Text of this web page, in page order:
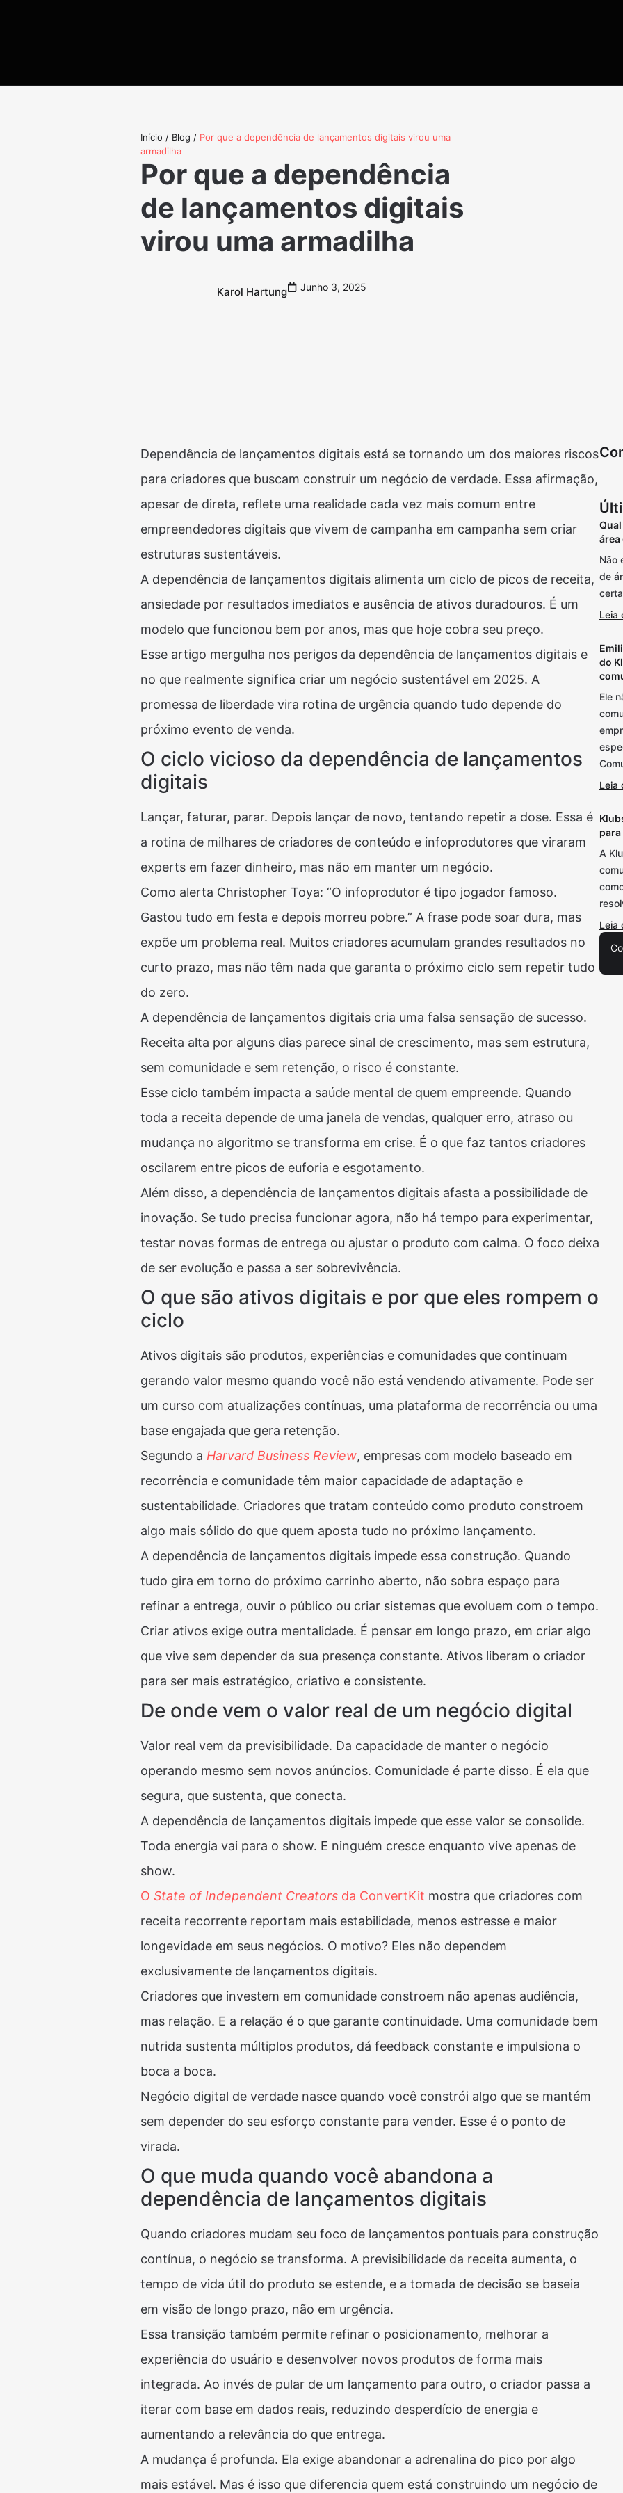
Início / Blog / Por que a dependência de lançamentos digitais virou uma
armadilha
Por que a dependência
de lançamentos digitais
virou uma armadilha
Karol Hartung Junho 3, 2025
Dependência de lançamentos digitais está se tornando um dos maiores riscos
para criadores que buscam construir um negócio de verdade. Essa afirmação,
apesar de direta, reflete uma realidade cada vez mais comum entre
empreendedores digitais que vivem de campanha em campanha sem criar
estruturas sustentáveis.
A dependência de lançamentos digitais alimenta um ciclo de picos de receita,
ansiedade por resultados imediatos e ausência de ativos duradouros. É um
modelo que funcionou bem por anos, mas que hoje cobra seu preço.
Esse artigo mergulha nos perigos da dependência de lançamentos digitais e
no que realmente significa criar um negócio sustentável em 2025. A
promessa de liberdade vira rotina de urgência quando tudo depende do
próximo evento de venda.
O ciclo vicioso da dependência de lançamentos
digitais
Lançar, faturar, parar. Depois lançar de novo, tentando repetir a dose. Essa é
a rotina de milhares de criadores de conteúdo e infoprodutores que viraram
experts em fazer dinheiro, mas não em manter um negócio.
Como alerta Christopher Toya: “O infoprodutor é tipo jogador famoso.
Gastou tudo em festa e depois morreu pobre.” A frase pode soar dura, mas
expõe um problema real. Muitos criadores acumulam grandes resultados no
curto prazo, mas não têm nada que garanta o próximo ciclo sem repetir tudo
do zero.
A dependência de lançamentos digitais cria uma falsa sensação de sucesso.
Receita alta por alguns dias parece sinal de crescimento, mas sem estrutura,
sem comunidade e sem retenção, o risco é constante.
Esse ciclo também impacta a saúde mental de quem empreende. Quando
toda a receita depende de uma janela de vendas, qualquer erro, atraso ou
mudança no algoritmo se transforma em crise. É o que faz tantos criadores
oscilarem entre picos de euforia e esgotamento.
Além disso, a dependência de lançamentos digitais afasta a possibilidade de
inovação. Se tudo precisa funcionar agora, não há tempo para experimentar,
testar novas formas de entrega ou ajustar o produto com calma. O foco deixa
de ser evolução e passa a ser sobrevivência.
O que são ativos digitais e por que eles rompem o
ciclo
Ativos digitais são produtos, experiências e comunidades que continuam
gerando valor mesmo quando você não está vendendo ativamente. Pode ser
um curso com atualizações contínuas, uma plataforma de recorrência ou uma
base engajada que gera retenção.
Segundo a Harvard Business Review, empresas com modelo baseado em
recorrência e comunidade têm maior capacidade de adaptação e
sustentabilidade. Criadores que tratam conteúdo como produto constroem
algo mais sólido do que quem aposta tudo no próximo lançamento.
A dependência de lançamentos digitais impede essa construção. Quando
tudo gira em torno do próximo carrinho aberto, não sobra espaço para
refinar a entrega, ouvir o público ou criar sistemas que evoluem com o tempo.
Criar ativos exige outra mentalidade. É pensar em longo prazo, em criar algo
que vive sem depender da sua presença constante. Ativos liberam o criador
para ser mais estratégico, criativo e consistente.
De onde vem o valor real de um negócio digital
Valor real vem da previsibilidade. Da capacidade de manter o negócio
operando mesmo sem novos anúncios. Comunidade é parte disso. É ela que
segura, que sustenta, que conecta.
A dependência de lançamentos digitais impede que esse valor se consolide.
Toda energia vai para o show. E ninguém cresce enquanto vive apenas de
show.
O State of Independent Creators da ConvertKit mostra que criadores com
receita recorrente reportam mais estabilidade, menos estresse e maior
longevidade em seus negócios. O motivo? Eles não dependem
exclusivamente de lançamentos digitais.
Criadores que investem em comunidade constroem não apenas audiência,
mas relação. E a relação é o que garante continuidade. Uma comunidade bem
nutrida sustenta múltiplos produtos, dá feedback constante e impulsiona o
boca a boca.
Negócio digital de verdade nasce quando você constrói algo que se mantém
sem depender do seu esforço constante para vender. Esse é o ponto de
virada.
O que muda quando você abandona a
dependência de lançamentos digitais
Quando criadores mudam seu foco de lançamentos pontuais para construção
contínua, o negócio se transforma. A previsibilidade da receita aumenta, o
tempo de vida útil do produto se estende, e a tomada de decisão se baseia
em visão de longo prazo, não em urgência.
Essa transição também permite refinar o posicionamento, melhorar a
experiência do usuário e desenvolver novos produtos de forma mais
integrada. Ao invés de pular de um lançamento para outro, o criador passa a
iterar com base em dados reais, reduzindo desperdício de energia e
aumentando a relevância do que entrega.
A mudança é profunda. Ela exige abandonar a adrenalina do pico por algo
mais estável. Mas é isso que diferencia quem está construindo um negócio de
área
Não
de
Leia
do
Ele
Leia
A
Leia